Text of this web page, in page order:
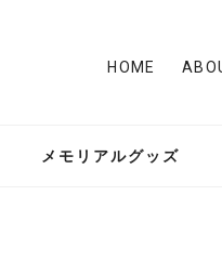
HOME
メモリアルグッズ